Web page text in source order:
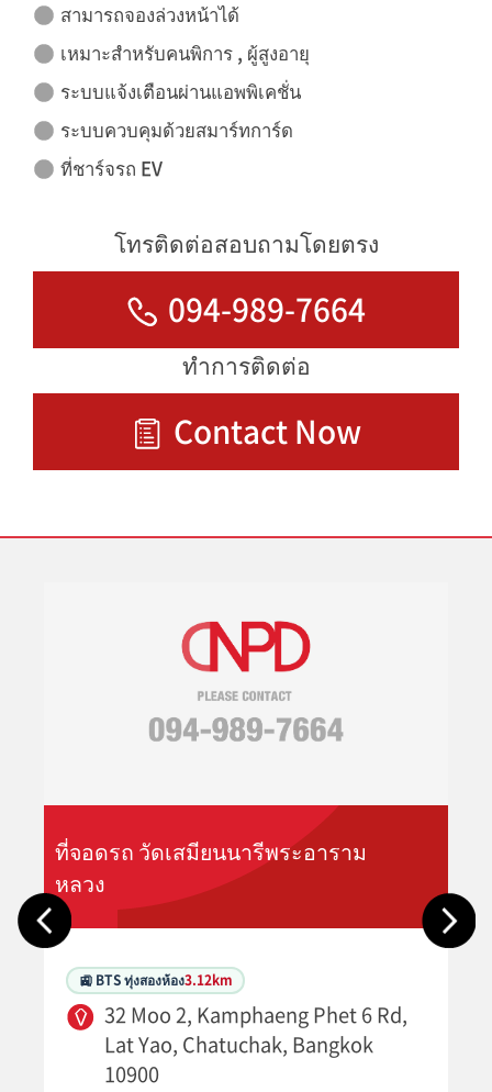
สามารถจองล่วงหน้าได้
เหมาะสำหรับคนพิการ , ผู้สูงอายุ
ระบบแจ้งเตือนผ่านแอพพิเคชั่น
ระบบควบคุมด้วยสมาร์ทการ์ด
ที่ชาร์จรถ EV
โทรติดต่อสอบถามโดยตรง
094-989-7664
ทำการติดต่อ
Contact Now
ที่จอดรถ วัดเสมียนนารีพระอาราม
หลวง
🚉 BTS ทุ่งสองห้อง3.12km
32 Moo 2, Kamphaeng Phet 6 Rd,
Lat Yao, Chatuchak, Bangkok
10900